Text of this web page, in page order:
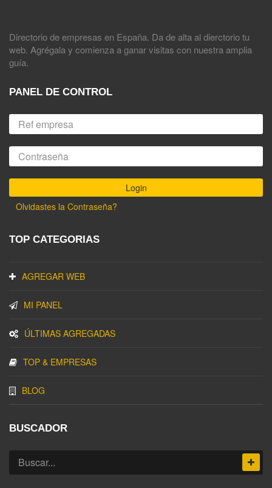
Directorio de empresas en España. Da de alta al dierctorio tu
web. Agrégala y comienza a ganar visitas con nuestra amplia
guía.
PANEL DE CONTROL
Olvidastes la Contraseña?
TOP CATEGORIAS
AGREGAR WEB
MI PANEL
ÚLTIMAS AGREGADAS
TOP & EMPRESAS
BLOG
BUSCADOR